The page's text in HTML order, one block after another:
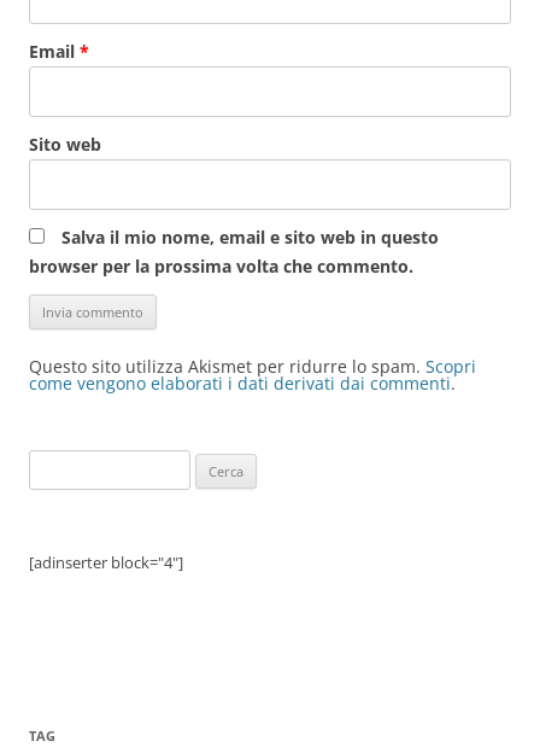
Email *
Sito web
Salva il mio nome, email e sito web in questo
browser per la prossima volta che commento.
Questo sito utilizza Akismet per ridurre lo spam. Scopri
come vengono elaborati i dati derivati dai commenti.
per:
[adinserter block="4"]
TAG